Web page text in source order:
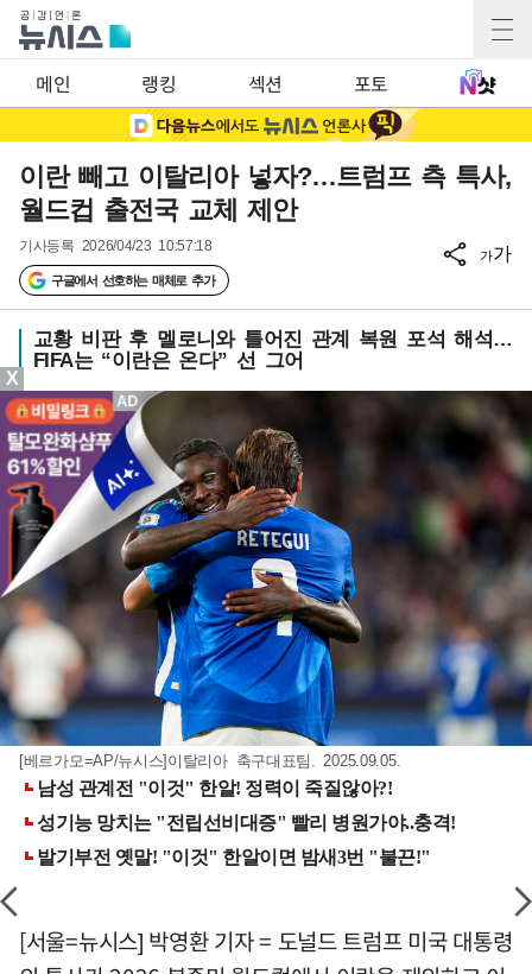
메인 랭킹 섹션 포토
이란 빼고 이탈리아 넣자?…트럼프 측 특사,
월드컵 출전국 교체 제안
기사등록 2026/04/23 10:57:18
구글에서 선호하는 매체로 추가
가가
교황 비판 후 멜로니와 틀어진 관계 복원 포석 해석…
FIFA는 “이란은 온다” 선 그어
[베르가모=AP/뉴시스]이탈리아 축구대표팀. 2025.09.05.
[서울=뉴시스] 박영환 기자 = 도널드 트럼프 미국 대통령
X